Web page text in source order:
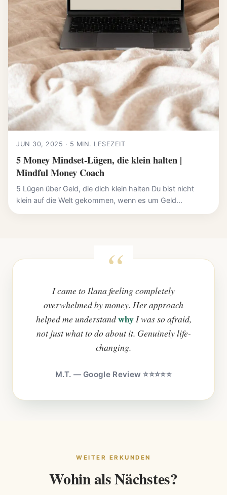
JUN 30, 2025 · 5 MIN. LESEZEIT
5 Money Mindset-Lügen, die klein halten |
Mindful Money Coach
5 Lügen über Geld, die dich klein halten Du bist nicht
klein auf die Welt gekommen, wenn es um Geld...
I came to Ilana feeling completely
overwhelmed by money. Her approach
helped me understandwhyI was so afraid,
not just what to do about it. Genuinely life-
changing.
M.T. — Google Review ⭐⭐⭐⭐⭐
WEITER ERKUNDEN
Wohin als Nächstes?